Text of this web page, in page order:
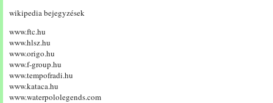
wikipedia bejegyzések
www.ftc.hu
www.hlsz.hu
www.origo.hu
www.f-group.hu
www.tempofradi.hu
www.kataca.hu
www.waterpololegends.com